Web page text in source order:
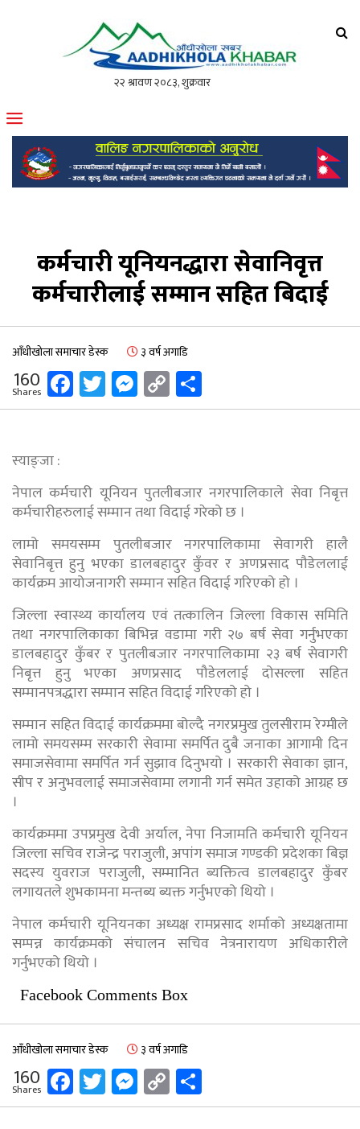
मोफसलकै लोकप्रिय अनलाइन पत्रिका
कर्मचारी यूनियनद्धारा सेवानिवृत्त
कर्मचारीलाई सम्मान सहित बिदाई
आँधीखोला समाचार डेस्क ३ वर्ष अगाडि
160
Shares Facebook
Twitter
Messenger
Copy
Link
स्याङ्जा :
नेपाल कर्मचारी यूनियन पुतलीबजार नगरपालिकाले सेवा निबृत्त
कर्मचारीहरुलाई सम्मान तथा विदाई गरेको छ ।
लामो समयसम्म पुतलीबजार नगरपालिकामा सेवागरी हालै
सेवानिबृत्त हुनु भएका डालबहादुर कुँवर र अणप्रसाद पौडेललाई
कार्यक्रम आयोजनागरी सम्मान सहित विदाई गरिएको हो ।
जिल्ला स्वास्थ्य कार्यालय एवं तत्कालिन जिल्ला विकास समिति
तथा नगरपालिकाका बिभिन्न वडामा गरी २७ बर्ष सेवा गर्नुभएका
डालबहादुर कुँबर र पुतलीबजार नगरपालिकामा २३ बर्ष सेवागरी
निबृत्त हुनु भएका अणप्रसाद पौडेललाई दोसल्ला सहित
सम्मानपत्रद्धारा सम्मान सहित विदाई गरिएको हो ।
सम्मान सहित विदाई कार्यक्रममा बोल्दै नगरप्रमुख तुलसीराम रेग्मीले
लामो समयसम्म सरकारी सेवामा समर्पित दुबै जनाका आगामी दिन
समाजसेवामा समर्पित गर्न सुझाव दिनुभयो । सरकारी सेवाका ज्ञान,
सीप र अनुभवलाई समाजसेवामा लगानी गर्न समेत उहाको आग्रह छ
।
कार्यक्रममा उपप्रमुख देवी अर्याल, नेपा निजामति कर्मचारी यूनियन
जिल्ला सचिव राजेन्द्र पराजुली, अपांग समाज गण्डकी प्रदेशका बिज्ञ
सदस्य युवराज पराजुली, सम्मानित ब्यक्तित्व डालबहादुर कुँबर
लगायतले शुभकामना मन्तब्य ब्यक्त गर्नुभएको थियो ।
नेपाल कर्मचारी यूनियनका अध्यक्ष रामप्रसाद शर्माको अध्यक्षतामा
सम्पन्न कार्यक्रमको संचालन सचिव नेत्रनारायण अधिकारीले
गर्नुभएको थियो ।
Facebook Comments Box
आँधीखोला समाचार डेस्क ३ वर्ष अगाडि
160
Shares Facebook
Twitter
Messenger
Copy
Link